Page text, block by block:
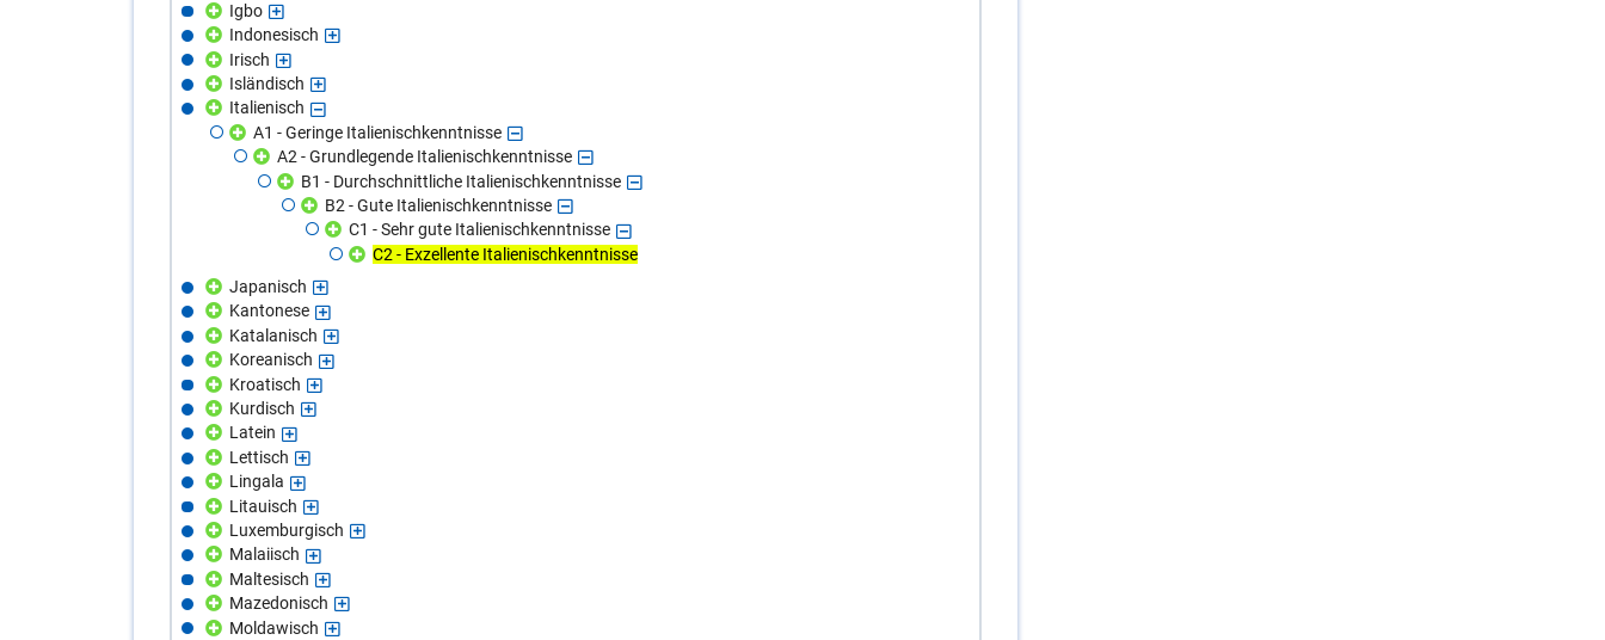
Igbo
Indonesisch
Irisch
Isländisch
Italienisch
A1 - Geringe Italienischkenntnisse
A2 - Grundlegende Italienischkenntnisse
B1 - Durchschnittliche Italienischkenntnisse
B2 - Gute Italienischkenntnisse
C1 - Sehr gute Italienischkenntnisse
C2 - Exzellente Italienischkenntnisse
Japanisch
Kantonese
Katalanisch
Koreanisch
Kroatisch
Kurdisch
Latein
Lettisch
Lingala
Litauisch
Luxemburgisch
Malaiisch
Maltesisch
Mazedonisch
Moldawisch